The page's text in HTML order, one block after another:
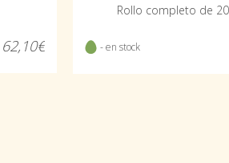
62,10€
Rollo completo de
- en stock